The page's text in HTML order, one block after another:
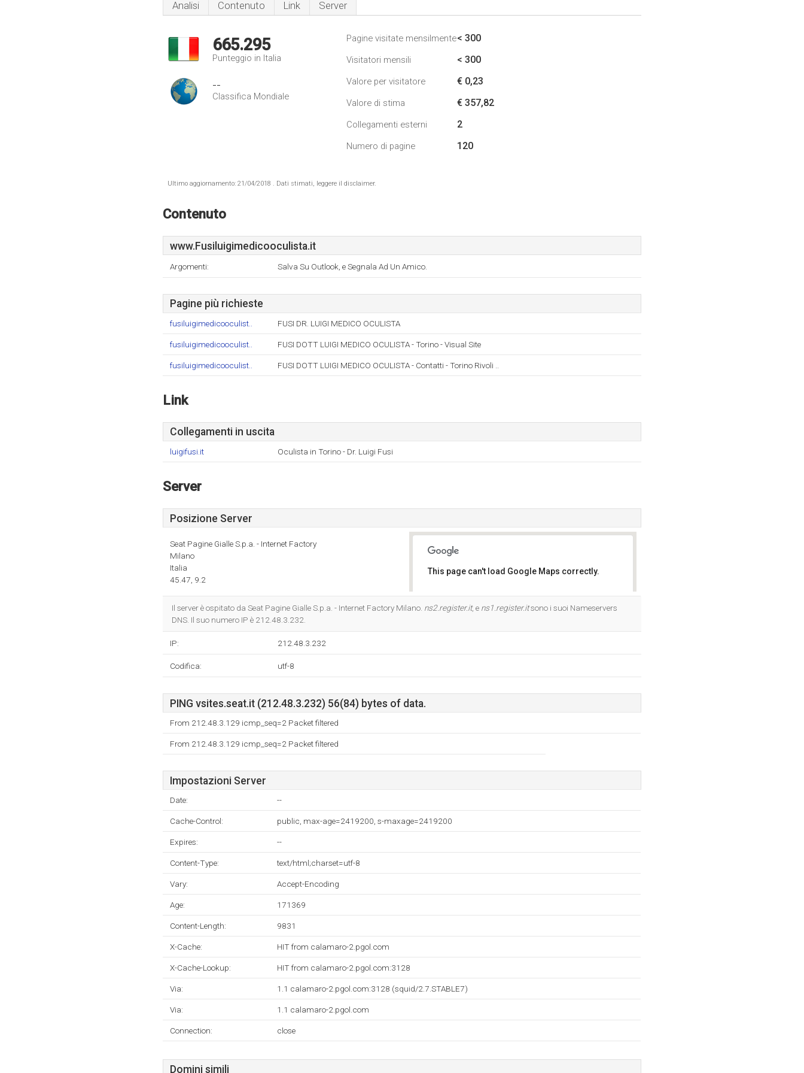
Analisi Contenuto Link Server
665.295
Punteggio in Italia
--
Classifica Mondiale
Pagine visitate mensilmente< 300
Visitatori mensili < 300
Valore per visitatore € 0,23
Valore di stima € 357,82
Collegamenti esterni 2
Numero di pagine 120
Ultimo aggiornamento: 21/04/2018 . Dati stimati, leggere il disclaimer.
Contenuto
www.Fusiluigimedicooculista.it
Argomenti: Salva Su Outlook, e Segnala Ad Un Amico.
Pagine più richieste
fusiluigimedicooculist.. FUSI DR. LUIGI MEDICO OCULISTA
fusiluigimedicooculist.. FUSI DOTT LUIGI MEDICO OCULISTA - Torino - Visual Site
fusiluigimedicooculist.. FUSI DOTT LUIGI MEDICO OCULISTA - Contatti - Torino Rivoli ..
Link
Collegamenti in uscita
luigifusi.it Oculista in Torino - Dr. Luigi Fusi
Server
Posizione Server
Seat Pagine Gialle S.p.a. - Internet Factory
Milano
Italia
45.47, 9.2
This page can't load Google Maps correctly.
Il server è ospitato da Seat Pagine Gialle S.p.a. - Internet Factory Milano. ns2.register.it, e ns1.register.itsono i suoi Nameservers
DNS. Il suo numero IP è 212.48.3.232.
IP: 212.48.3.232
Codifica: utf-8
PING vsites.seat.it (212.48.3.232) 56(84) bytes of data.
From 212.48.3.129 icmp_seq=2 Packet filtered
From 212.48.3.129 icmp_seq=2 Packet filtered
Impostazioni Server
Date: --
Cache-Control: public, max-age=2419200, s-maxage=2419200
Expires: --
Content-Type: text/html;charset=utf-8
Vary: Accept-Encoding
Age: 171369
Content-Length: 9831
X-Cache: HIT from calamaro-2.pgol.com
X-Cache-Lookup: HIT from calamaro-2.pgol.com:3128
Via: 1.1 calamaro-2.pgol.com:3128 (squid/2.7.STABLE7)
Via: 1.1 calamaro-2.pgol.com
Connection: close
Domini simili